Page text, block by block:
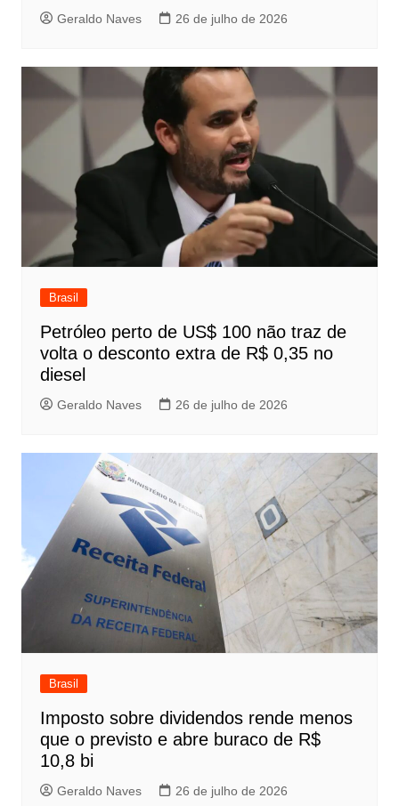
Geraldo Naves 26 de julho de 2026
Brasil
Petróleo perto de US$ 100 não traz de
volta o desconto extra de R$ 0,35 no
diesel
Geraldo Naves 26 de julho de 2026
Brasil
Imposto sobre dividendos rende menos
que o previsto e abre buraco de R$
10,8 bi
Geraldo Naves 26 de julho de 2026